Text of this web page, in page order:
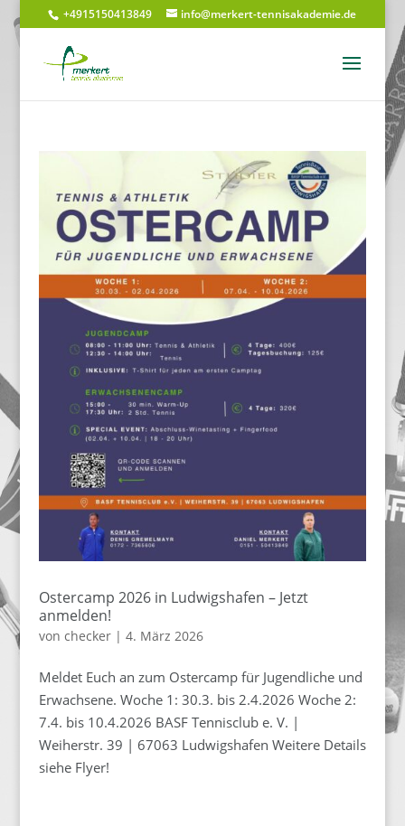
+4915150413849 info@merkert-tennisakademie.de
Ostercamp 2026 in Ludwigshafen – Jetzt
anmelden!
von checker| 4. März 2026
Meldet Euch an zum Ostercamp für Jugendliche und
Erwachsene. Woche 1: 30.3. bis 2.4.2026 Woche 2:
7.4. bis 10.4.2026 BASF Tennisclub e. V. |
Weiherstr. 39 | 67063 Ludwigshafen Weitere Details
siehe Flyer!